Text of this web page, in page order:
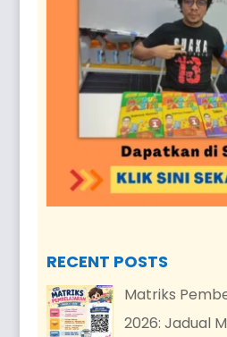
RECENT POSTS
Matriks
2026: Jadual